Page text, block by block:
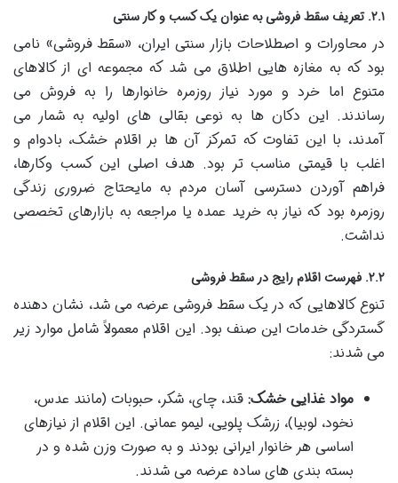
۲.۱. تعریف سقط فروشی به عنوان یک کسب و کار سنتی
در محاورات و اصطلاحات بازار سنتی ایران، «سقط فروشی» نامی
بود که به مغازه هایی اطلاق می شد که مجموعه ای از کالاهای
متنوع اما خرد و مورد نیاز روزمره خانوارها را به فروش می
رساندند. این دکان ها به نوعی بقالی های اولیه به شمار می
آمدند، با این تفاوت که تمرکز آن ها بر اقلام خشک، بادوام و
اغلب با قیمتی مناسب تر بود. هدف اصلی این کسب وکارها،
فراهم آوردن دسترسی آسان مردم به مایحتاج ضروری زندگی
روزمره بود که نیاز به خرید عمده یا مراجعه به بازارهای تخصصی
نداشت.
۲.۲. فهرست اقلام رایج در سقط فروشی
تنوع کالاهایی که در یک سقط فروشی عرضه می شد، نشان دهنده
گستردگی خدمات این صنف بود. این اقلام معمولاً شامل موارد زیر
می شدند:
مواد غذایی خشک: قند، چای، شکر، حبوبات (مانند عدس،
نخود، لوبیا)، زرشک پلویی، لیمو عمانی. این اقلام از نیازهای
اساسی هر خانوار ایرانی بودند و به صورت وزن شده و در
بسته بندی های ساده عرضه می شدند.